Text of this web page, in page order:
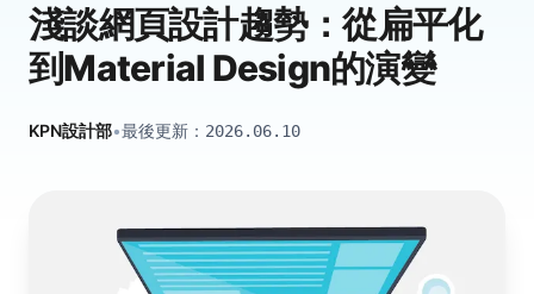
淺談網頁設計趨勢：從扁平化
到Material Design的演變
KPN設計部•最後更新： 2026.06.10